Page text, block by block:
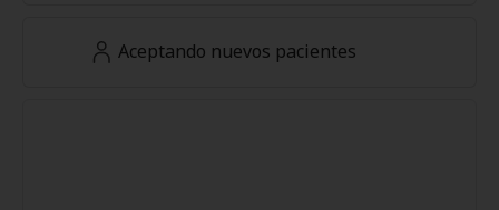
Aceptando nuevos pacientes